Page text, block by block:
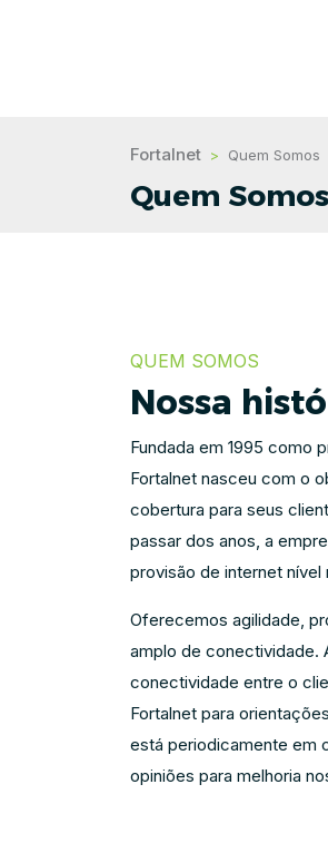
Fortalnet > Quem Somos
Quem Somos
QUEM SOMOS
Nossa
Fundada em 1995 como
Fortalnet nasceu com o
cobertura para seus
passar dos anos, a
provisão de internet nível
Oferecemos agilidade,
amplo de conectividade.
conectividade entre o
Fortalnet para
está periodicamente em
opiniões para melhoria